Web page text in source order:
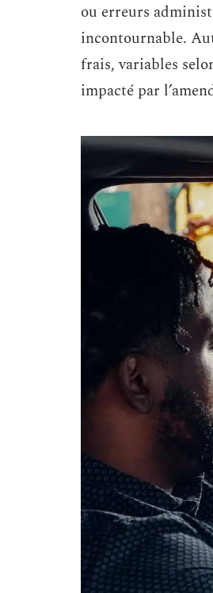
ou erreurs
incontournable.
frais, variables
impacté par